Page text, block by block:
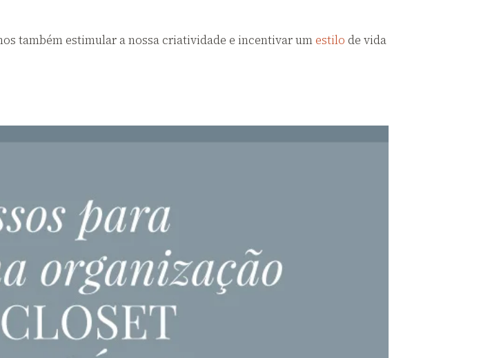
também estimular a nossa criatividade e incentivar umestilo de vida